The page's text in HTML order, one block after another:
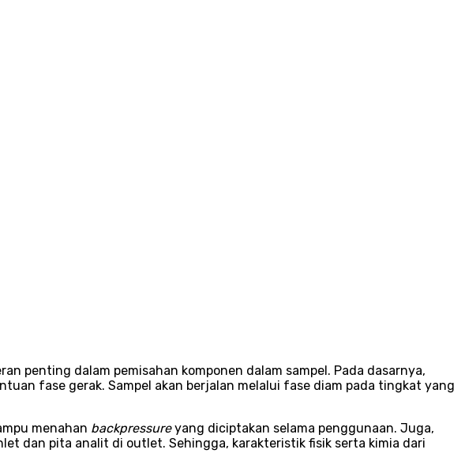
penting dalam pemisahan komponen dalam sampel. Pada dasarnya,
fase gerak. Sampel akan berjalan melalui fase diam pada tingkat yang
menahan backpressureyang diciptakan selama penggunaan. Juga,
dan pita analit di outlet. Sehingga, karakteristik fisik serta kimia dari